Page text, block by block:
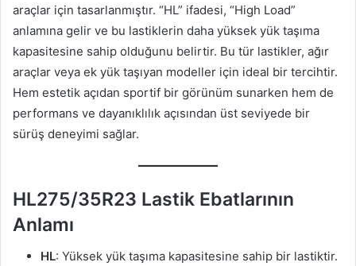
araçlar için tasarlanmıştır. “HL” ifadesi, “High Load”
anlamına gelir ve bu lastiklerin daha yüksek yük taşıma
kapasitesine sahip olduğunu belirtir. Bu tür lastikler, ağır
araçlar veya ek yük taşıyan modeller için ideal bir tercihtir.
Hem estetik açıdan sportif bir görünüm sunarken hem de
performans ve dayanıklılık açısından üst seviyede bir
sürüş deneyimi sağlar.
HL275/35R23 Lastik Ebatlarının
Anlamı
HL: Yüksek yük taşıma kapasitesine sahip bir lastiktir.